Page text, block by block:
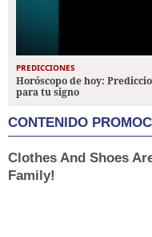
PREDICCIONES
Horóscopo de hoy:
para tu signo
CONTENIDO
Clothes And Shoes
Family!